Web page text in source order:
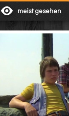
meist gesehen